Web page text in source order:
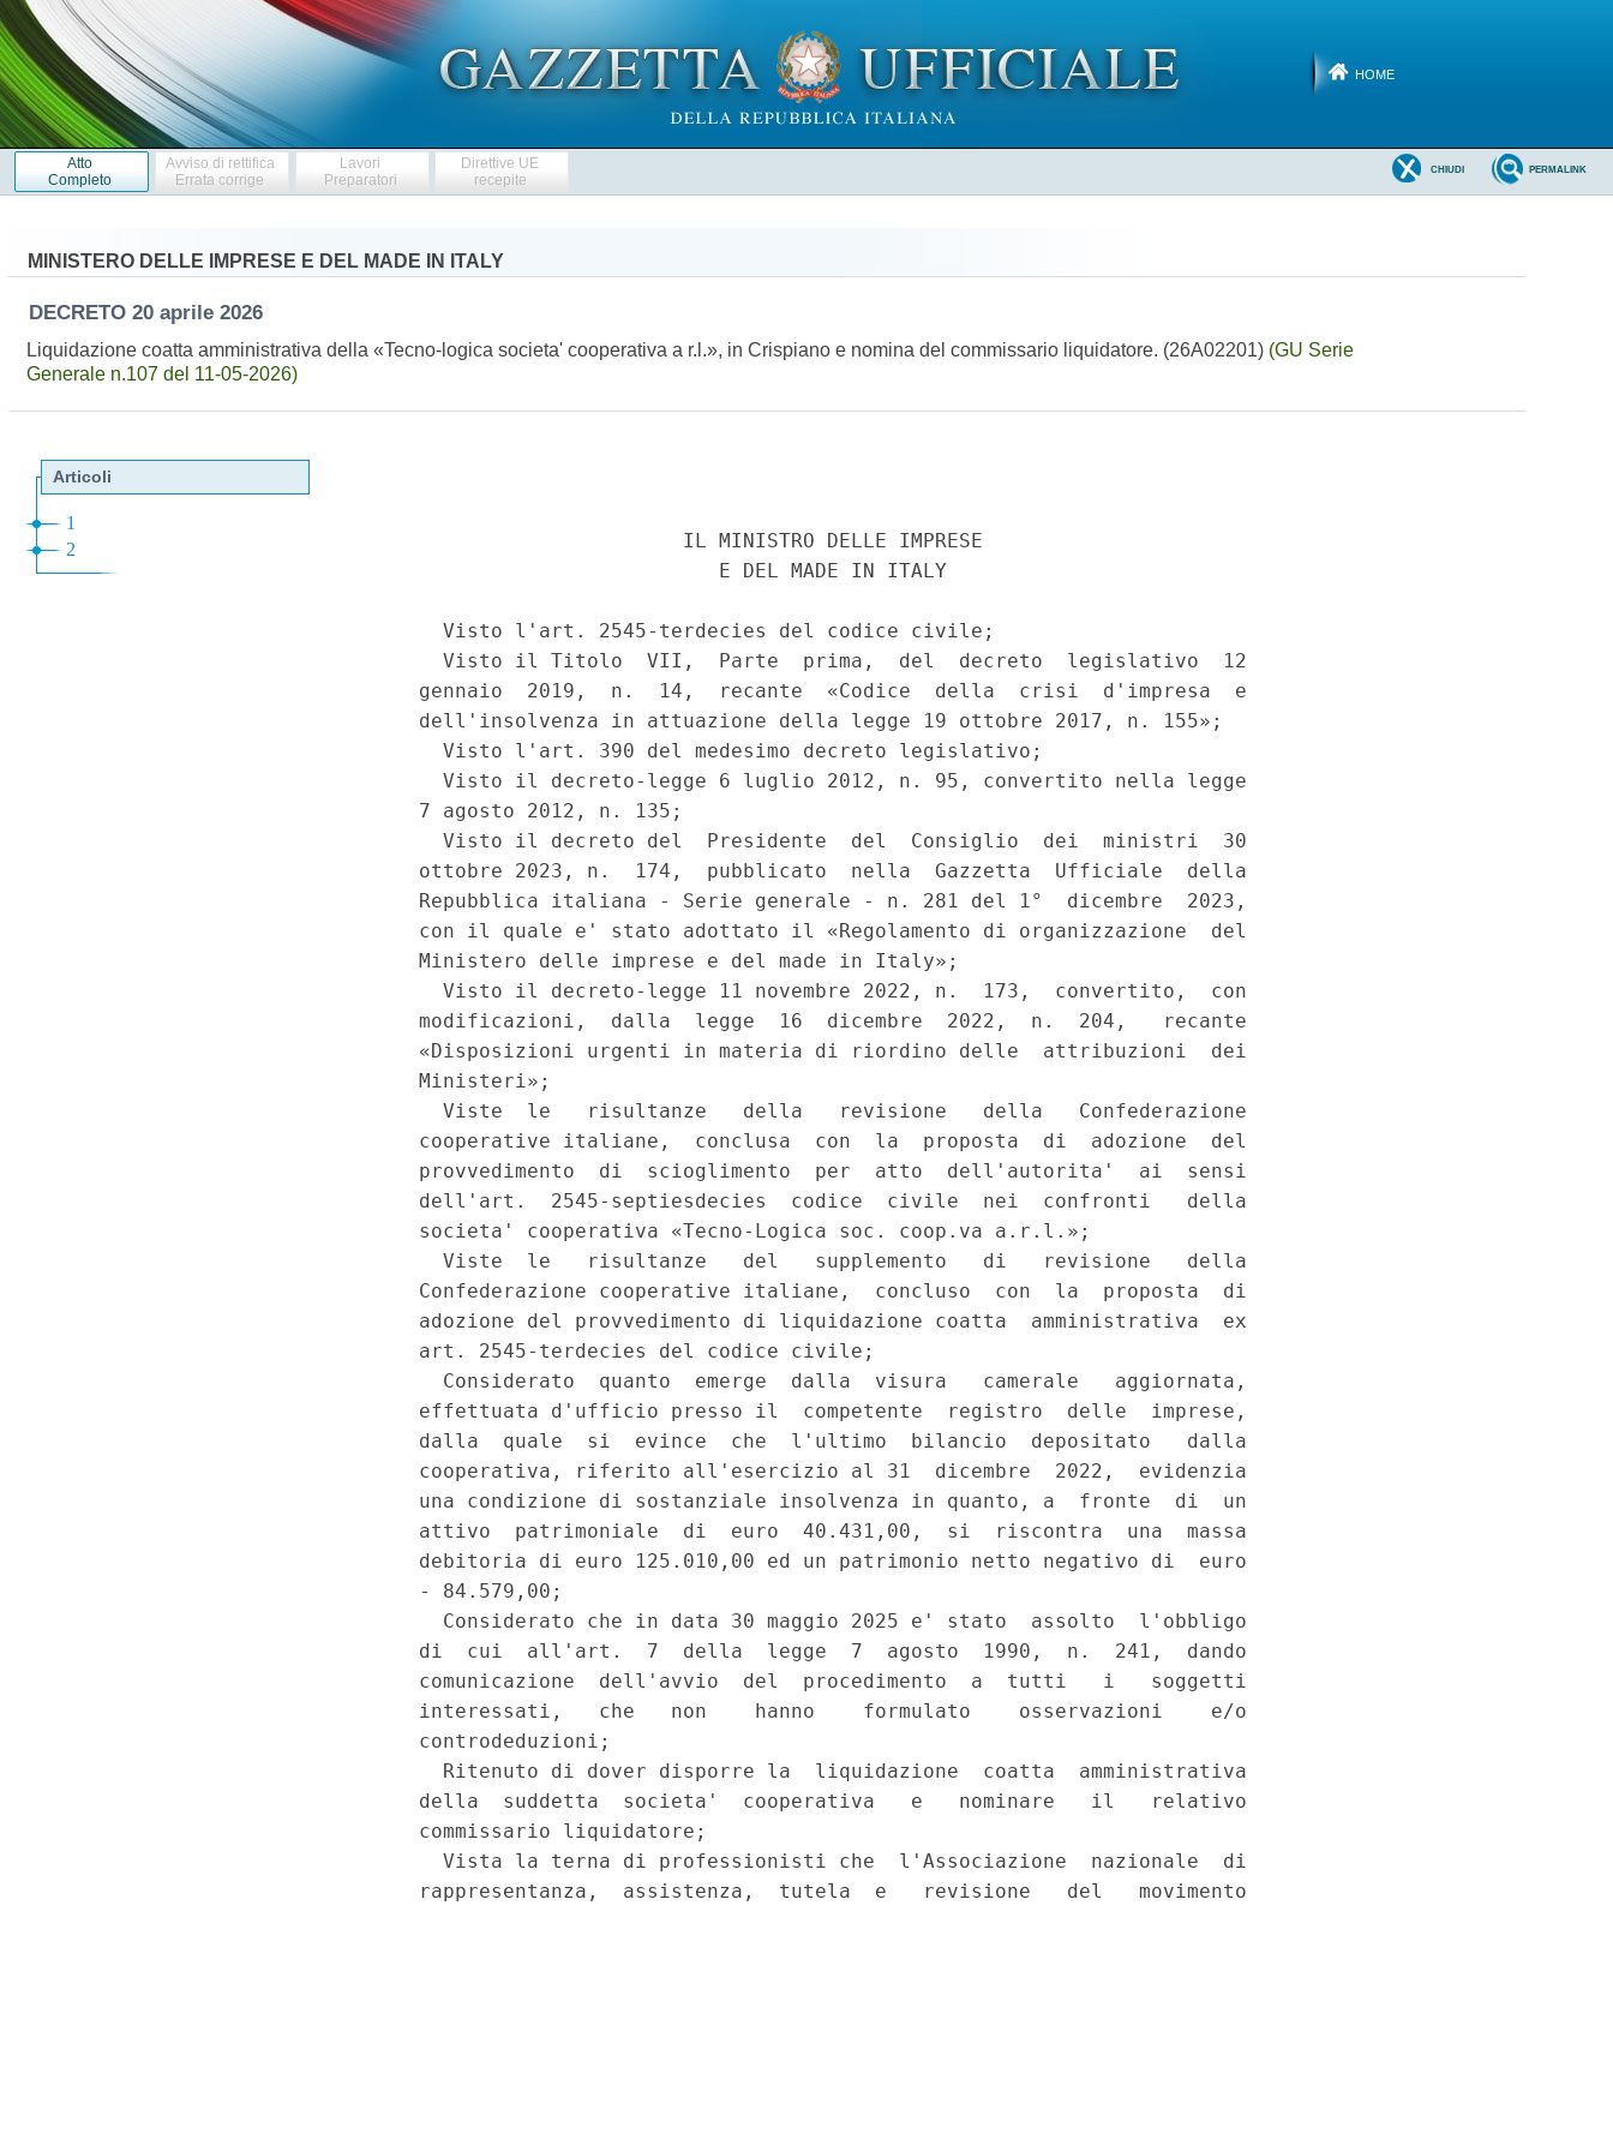
HOME
Atto
Completo
Avviso di rettifica
Errata corrige
Lavori
Preparatori
Direttive UE
recepite
PERMALINK
CHIUDI
MINISTERO DELLE IMPRESE E DEL MADE IN ITALY
DECRETO 20 aprile 2026
Liquidazione coatta amministrativa della «Tecno-logica societa' cooperativa a r.l.», in Crispiano e nomina del commissario liquidatore. (26A02201) (GU Serie
Generale n.107 del 11-05-2026)